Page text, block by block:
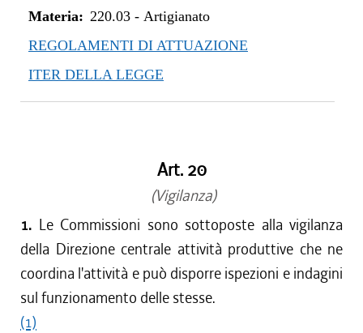
Materia: 220.03- Artigianato
REGOLAMENTI DI ATTUAZIONE
ITER DELLA LEGGE
Art. 20
(Vigilanza)
1. Le Commissioni sono sottoposte alla vigilanza
della Direzione centrale attività produttive che ne
coordina l'attività e può disporre ispezioni e indagini
sul funzionamento delle stesse.
(1)